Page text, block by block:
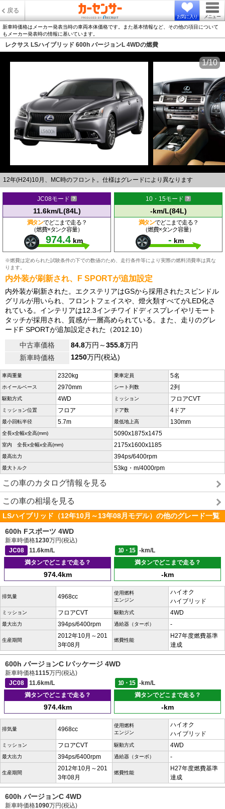
戻る
お気に入り メニュー
新車時価格はメーカー発表当時の車両本体価格です。また基本情報など、その他の項目について
もメーカー発表時の情報に基いています。
レクサス LSハイブリッド 600h バージョンL 4WDの燃費
12年(H24)10月、MC時のフロント。仕様はグレードにより異なります
1/10
JC08モード
11.6km/L(84L)
満タンでどこまで走る？
（燃費×タンク容量）
974.4 km
10・15モード
-km/L(84L)
満タンでどこまで走る？
（燃費×タンク容量）
- km
※燃費は定められた試験条件の下での数値のため、走行条件等により実際の燃料消費率は異な
ります。
内外装が刷新され、F SPORTが追加設定
内外装が刷新された。エクステリアはGSから採用されたスピンドル
グリルが用いられ、フロントフェイスや、燈火類すべてがLED化さ
れている。インテリアは12.3インチワイドディスプレイやリモート
タッチが採用され、質感が一層高められている。また、走りのグレ
ードF SPORTが追加設定された（2012.10）
中古車価格
84.8万円～355.8万円
新車時価格
1250万円(税込)
車両重量 2320kg 乗車定員 5名
ホイールベース 2970mm シート列数 2列
駆動方式 4WD ミッション フロアCVT
ミッション位置 フロア ドア数 4ドア
最小回転半径 5.7m 最低地上高 130mm
全長x全幅x全高(mm) 5090x1875x1475
室内 全長x全幅x全高(mm) 2175x1600x1185
最高出力 394ps/6400rpm
最大トルク 53kg・m/4000rpm
この車のカタログ情報を見る
この車の相場を見る
LSハイブリッド（12年10月～13年08月モデル）の他のグレード一覧
600h Fスポーツ 4WD
新車時価格1230万円(税込)
JC08
11.6km/L 10・15
-km/L
満タンでどこまで走る？
974.4km
満タンでどこまで走る？
-km
排気量 4968cc
使用燃料
エンジン
ハイオク
ハイブリッド
ミッション フロアCVT 駆動方式 4WD
最大出力 394ps/6400rpm 過給器（ターボ） -
生産期間
2012年10月～201
3年08月
燃費性能
H27年度燃費基準
達成
600h バージョンC Iパッケージ 4WD
新車時価格1115万円(税込)
JC08
11.6km/L 10・15
-km/L
満タンでどこまで走る？
974.4km
満タンでどこまで走る？
-km
排気量 4968cc
使用燃料
エンジン
ハイオク
ハイブリッド
ミッション フロアCVT 駆動方式 4WD
最大出力 394ps/6400rpm 過給器（ターボ） -
生産期間
2012年10月～201
3年08月
燃費性能
H27年度燃費基準
達成
600h バージョンC 4WD
新車時価格1090万円(税込)